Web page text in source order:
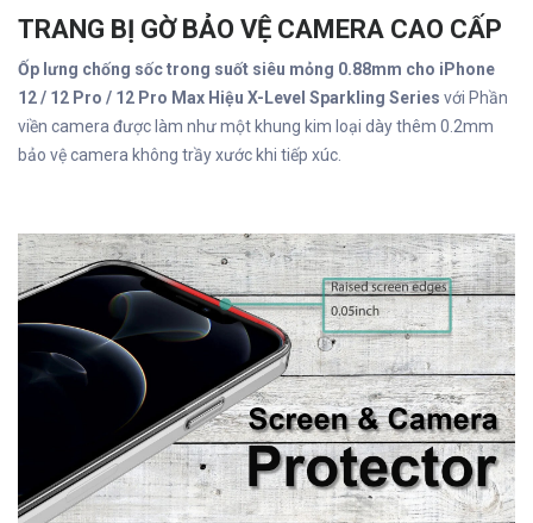
TRANG BỊ GỜ BẢO VỆ CAMERA CAO CẤP
Ốp lưng chống sốc trong suốt siêu mỏng 0.88mm cho iPhone
12 / 12 Pro / 12 Pro Max Hiệu X-Level Sparkling Series với Phần
viền camera được làm như một khung kim loại dày thêm 0.2mm
bảo vệ camera không trầy xước khi tiếp xúc.